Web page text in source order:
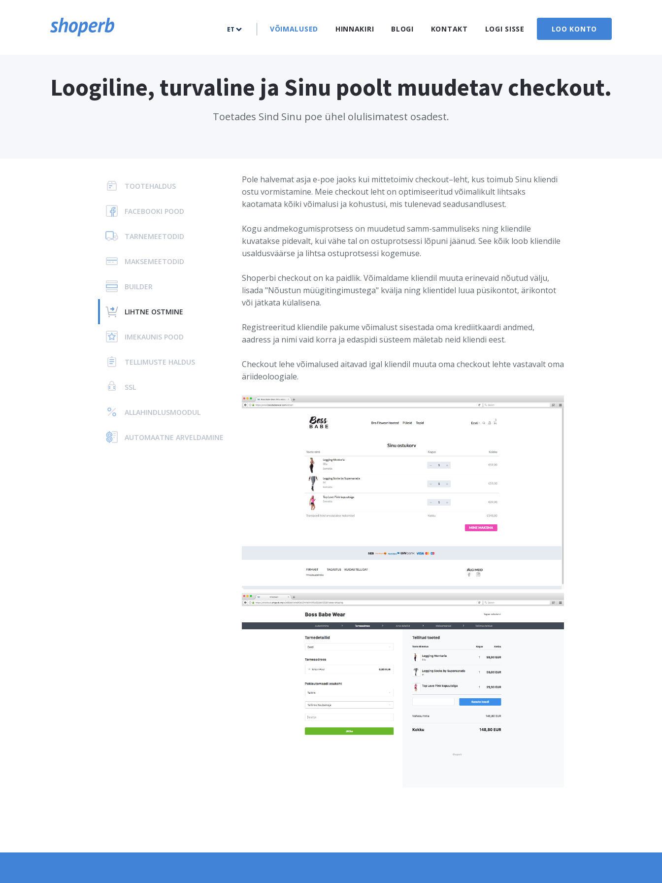
ET VÕIMALUSED HINNAKIRI BLOGI KONTAKT LOGI SISSE LOO KONTO
Loogiline, turvaline ja Sinu poolt muudetav checkout.
Toetades Sind Sinu poe ühel olulisimatest osadest.
TOOTEHALDUS
FACEBOOKI POOD
TARNEMEETODID
MAKSEMEETODID
BUILDER
LIHTNE OSTMINE
IMEKAUNIS POOD
TELLIMUSTE HALDUS
SSL
ALLAHINDLUSMOODUL
AUTOMAATNE ARVELDAMINE
Pole halvemat asja e-poe jaoks kui mittetoimiv checkout–leht, kus toimub Sinu kliendi
ostu vormistamine. Meie checkout leht on optimiseeritud võimalikult lihtsaks
kaotamata kõiki võimalusi ja kohustusi, mis tulenevad seadusandlusest.
Kogu andmekogumisprotsess on muudetud samm-sammuliseks ning kliendile
kuvatakse pidevalt, kui vähe tal on ostuprotsessi lõpuni jäänud. See kõik loob kliendile
usaldusväärse ja lihtsa ostuprotsessi kogemuse.
Shoperbi checkout on ka paidlik. Võimaldame kliendil muuta erinevaid nõutud välju,
lisada "Nõustun müügitingimustega" kvälja ning klientidel luua püsikontot, ärikontot
või jätkata külalisena.
Registreeritud kliendile pakume võimalust sisestada oma krediitkaardi andmed,
aadress ja nimi vaid korra ja edaspidi süsteem mäletab neid kliendi eest.
Checkout lehe võimalused aitavad igal kliendil muuta oma checkout lehte vastavalt oma
äriideoloogiale.